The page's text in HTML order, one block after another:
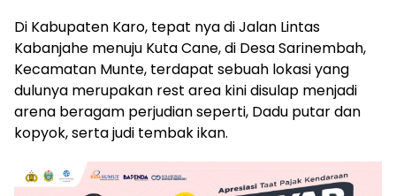
Di Kabupaten Karo, tepat nya di Jalan Lintas
Kabanjahe menuju Kuta Cane, di Desa Sarinembah,
Kecamatan Munte, terdapat sebuah lokasi yang
dulunya merupakan rest area kini disulap menjadi
arena beragam perjudian seperti, Dadu putar dan
kopyok, serta judi tembak ikan.